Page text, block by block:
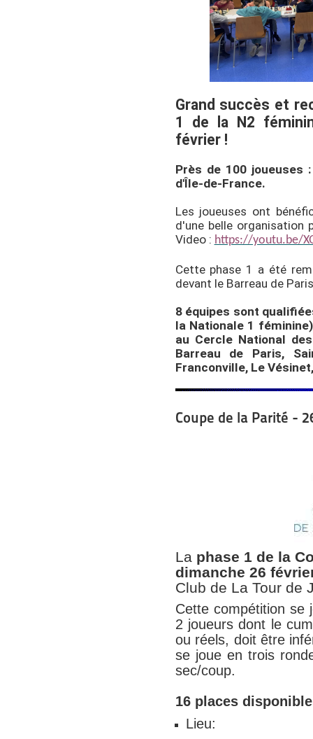
Grand succès et
1 de la N2
février !
Près de 100 joueuses
d'Île-de-France.
Les joueuses ont
d'une belle organisation
Video : https://youtu.be/
Cette phase 1 a été
devant le Barreau de
8 équipes sont
la Nationale 1
au Cercle National
Barreau de Paris,
Franconville, Le
Coupe de la Parité -
La phase 1 de la
dimanche 26
Club de La Tour de
Cette compétition se
2 joueurs dont le
ou réels, doit être
se joue en trois
sec/coup.
16 places
Lieu: